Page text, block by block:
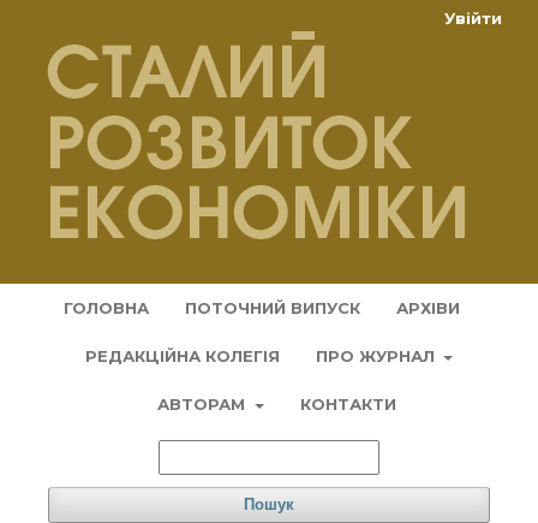
ГОЛОВНА ПОТОЧНИЙ ВИПУСК АРХІВИ
РЕДАКЦІЙНА КОЛЕГІЯ ПРО ЖУРНАЛ
АВТОРАМ КОНТАКТИ
Пошук
Увійти